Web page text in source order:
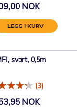
NOK
LEGG I KURV
svart, 0,5m
(3)
NOK